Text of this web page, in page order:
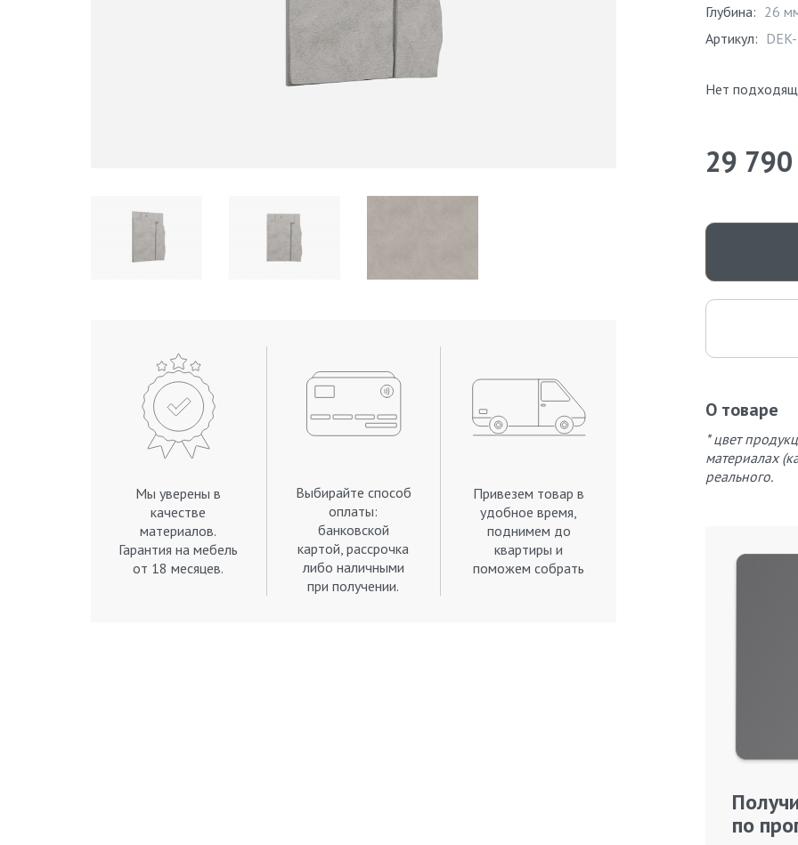
Мы уверены в
качестве
материалов.
Гарантия на мебель
от 18 месяцев.
Выбирайте способ
оплаты:
банковской
картой, рассрочка
либо наличными
при получении.
Привезем товар в
удобное время,
поднимем до
квартиры и
поможем собрать
Глубина: 26
Артикул:
Нет
29
О товаре
* цвет
материалах
реального.
по